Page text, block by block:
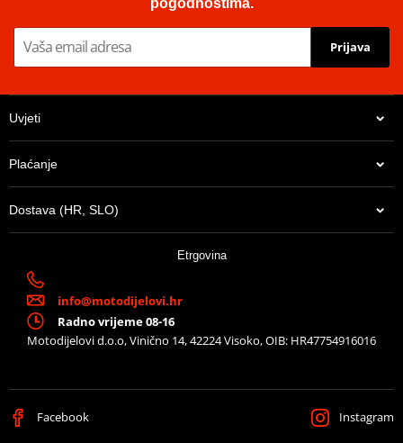
locking system.
Prijava
Uvjeti
Plaćanje
Dostava (HR, SLO)
Etrgovina
info@motodijelovi.hr
Radno vrijeme 08-16
Motodijelovi d.o.o, Vinično 14, 42224 Visoko, OIB: HR47754916016
Facebook Instagram